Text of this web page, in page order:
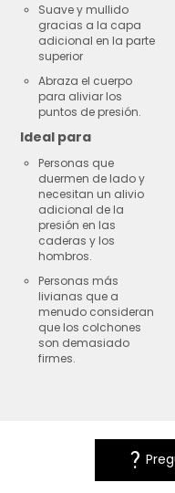
Suave y mullido
gracias a la capa
adicional en la parte
superior
Abraza el cuerpo
para aliviar los
puntos de presión.
Ideal para
Personas que
duermen de lado y
necesitan un alivio
adicional de la
presión en las
caderas y los
hombros.
Personas más
livianas que a
menudo consideran
que los colchones
son demasiado
firmes.
question_mark